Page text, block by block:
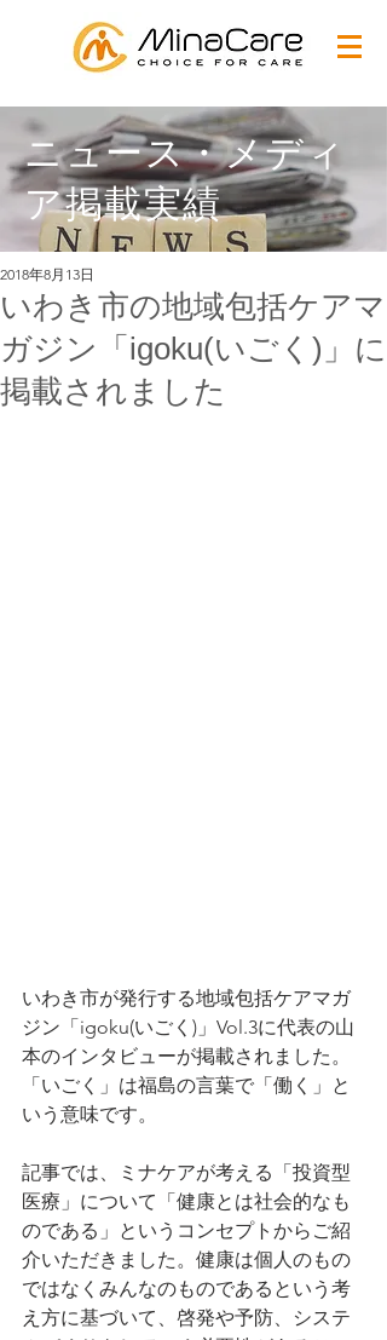
ニュース・メディ
ア掲載実績
いわき市の地域包括ケアマ
ガジン「igoku(いごく)」に
掲載されました
2018年8月13日
いわき市が発行する地域包括ケアマガ
ジン「igoku(いごく)」Vol.3に代表の山
本のインタビューが掲載されました。
「いごく」は福島の言葉で「働く」と
いう意味です。
記事では、ミナケアが考える「投資型
医療」について「健康とは社会的なも
のである」というコンセプトからご紹
介いただきました。健康は個人のもの
ではなくみんなのものであるという考
え方に基づいて、啓発や予防、システ